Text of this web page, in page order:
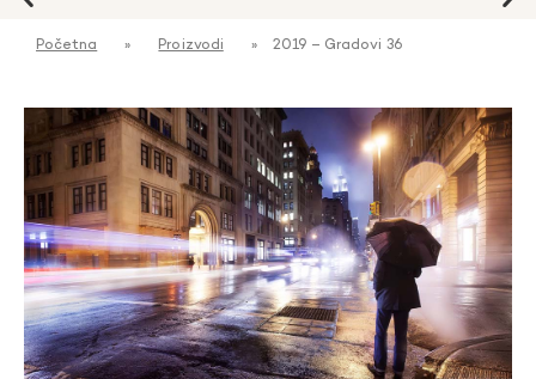
Početna » Proizvodi » 2019 – Gradovi 36